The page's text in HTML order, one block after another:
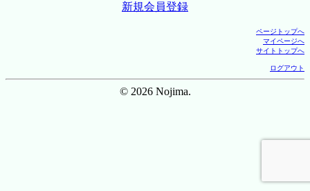
新規会員登録
ページトップへ
マイページへ
サイトトップへ
ログアウト
© 2026 Nojima.